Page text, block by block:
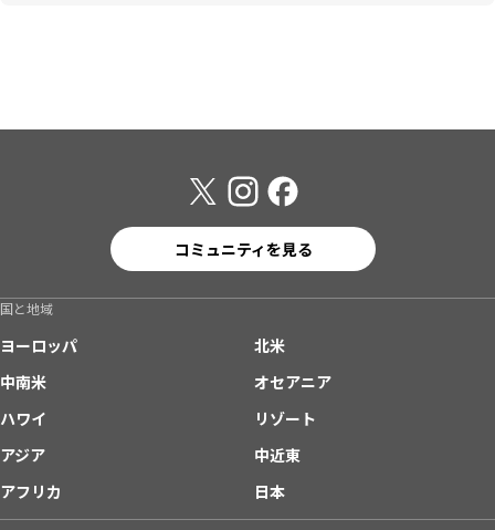
コミュニティを見る
国と地域
ヨーロッパ
北米
中南米
オセアニア
ハワイ
リゾート
アジア
中近東
アフリカ
日本